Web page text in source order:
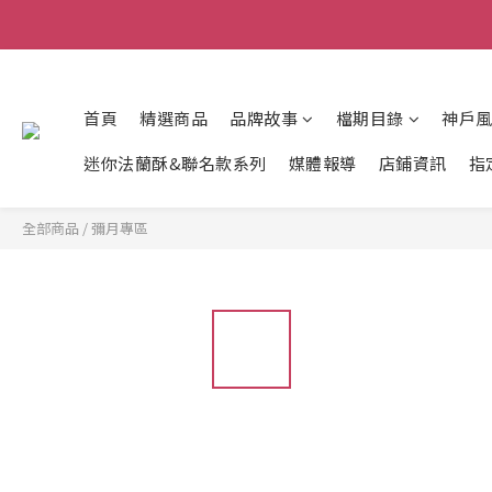
首頁 精選商品 品牌故事 檔期目錄
神戶
迷你法蘭酥&聯名款系列
媒體報導 店鋪資訊 指
全部商品 /彌月專區